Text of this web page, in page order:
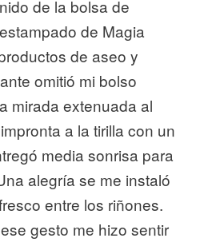
de la bolsa de
de Magia
de aseo y
omitió mi bolso
mirada extenuada al
a la tirilla con un
media sonrisa para
alegría se me instaló
entre los riñones.
gesto me hizo sentir